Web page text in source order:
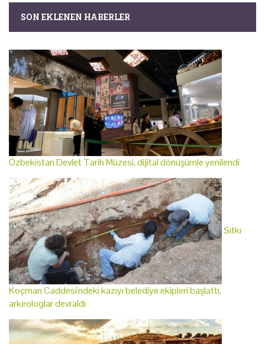
SON EKLENEN HABERLER
Özbekistan Devlet Tarih Müzesi, dijital dönüşümle yenilendi
Sıtkı
Koçman Caddesi'ndeki kazıyı belediye ekipleri başlattı,
arkeologlar devraldı